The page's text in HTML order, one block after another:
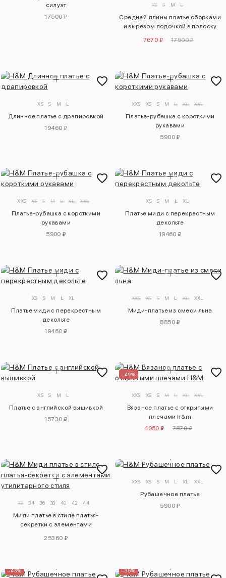
силуэт
17500 ₽
XS S M L
Средней длины платье сборками
и вырезом лодочкой в полоску
7670 ₽ 17500 ₽
XS S M L
Длинное платье с драпировкой
19460 ₽
XXS XS S M L XL XXL
Платье-рубашка с короткими
рукавами
5900 ₽
XXS XS S M L XL XXL
Платье-рубашка с короткими
рукавами
5900 ₽
XS S M L XL
Платье миди с перекрестным
декольте
19460 ₽
XS S M L XL
Платье миди с перекрестным
декольте
19460 ₽
XXS XS S M L XL XXL
Миди-платье из смеси льна
8850 ₽
XS S M L
Платье с английской вышивкой
15730 ₽
–49%
XXS XS S M L XL XXL
Вязаное платье с открытыми
плечами h&m
4050 ₽
7870 ₽
32 34 36 38 40 42 44
Миди платье в стиле платья-
секретки с элементами
25360 ₽
XXS XS S M L XL XXL
Рубашечное платье
5900 ₽
–43% –35%